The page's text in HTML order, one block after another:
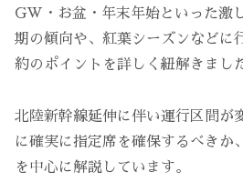
GW・お盆・年末年始といった激
期の傾向や、紅葉シーズンなどに
約のポイントを詳しく紐解きまし
北陸新幹線延伸に伴い運行区間が
に確実に指定席を確保するべきか
を中心に解説しています。